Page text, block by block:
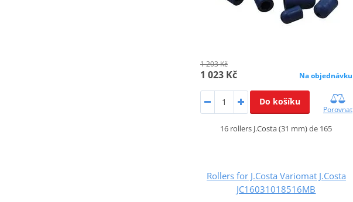
1 203 Kč
1 023 Kč Na objednávku
Do košíku
Porovnat
16 rollers J.Costa (31 mm) de 165
Rollers for J.Costa Variomat J.Costa
JC16031018516MB